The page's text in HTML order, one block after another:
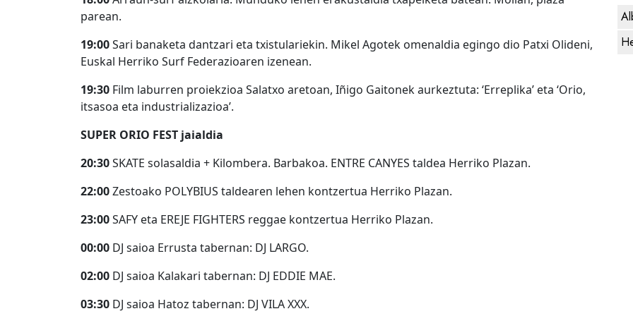
parean.
19:00Sari banaketa dantzari eta txistulariekin. Mikel Agotek omenaldia egingo dio Patxi Olideni,
Euskal Herriko Surf Federazioaren izenean.
19:30 Film laburren proiekzioa Salatxo aretoan, Iñigo Gaitonek aurkeztuta: ‘Erreplika’ eta ‘Orio,
itsasoa eta industrializazioa’.
SUPER ORIO FEST jaialdia
20:30SKATE solasaldia + Kilombera. Barbakoa. ENTRE CANYES taldea Herriko Plazan.
22:00Zestoako POLYBIUS taldearen lehen kontzertua Herriko Plazan.
23:00SAFY eta EREJE FIGHTERS reggae kontzertua Herriko Plazan.
00:00 DJ saioa Errusta tabernan: DJ LARGO.
02:00 DJ saioa Kalakari tabernan: DJ EDDIE MAE.
03:30 DJ saioa Hatoz tabernan: DJ VILA XXX.